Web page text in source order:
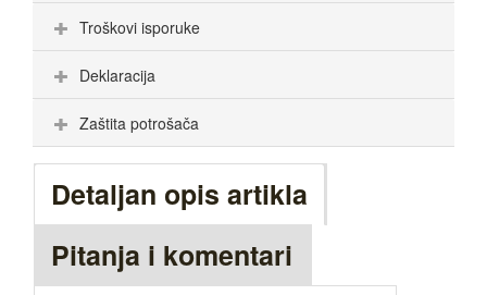
Troškovi isporuke
Deklaracija
Zaštita potrošača
Detaljan opis artikla
Pitanja i komentari